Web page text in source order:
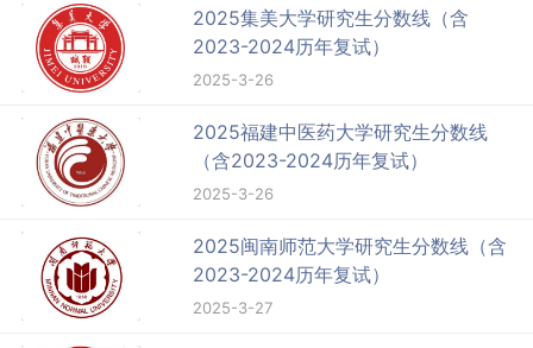
2025集美大学研究生分数线（含
2023-2024历年复试）
2025-3-26
2025福建中医药大学研究生分数线
（含2023-2024历年复试）
2025-3-26
2025闽南师范大学研究生分数线（含
2023-2024历年复试）
2025-3-27